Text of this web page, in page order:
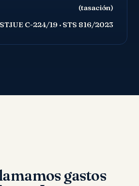
(tasación)
STJUE C-224/19 · STS 816/2023
gastos